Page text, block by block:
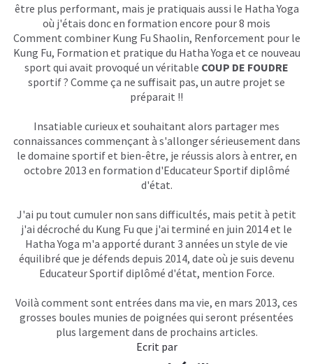
être plus performant, mais je pratiquais aussi le Hatha Yoga
où j'étais donc en formation encore pour 8 mois
Comment combiner Kung Fu Shaolin, Renforcement pour le
Kung Fu, Formation et pratique du Hatha Yoga et ce nouveau
sport qui avait provoqué un véritable COUP DE FOUDRE
sportif ? Comme ça ne suffisait pas, un autre projet se
préparait !!
Insatiable curieux et souhaitant alors partager mes
connaissances commençant à s'allonger sérieusement dans
le domaine sportif et bien-être, je réussis alors à entrer, en
octobre 2013 en formation d'Educateur Sportif diplômé
d'état.
J'ai pu tout cumuler non sans difficultés, mais petit à petit
j'ai décroché du Kung Fu que j'ai terminé en juin 2014 et le
Hatha Yoga m'a apporté durant 3 années un style de vie
équilibré que je défends depuis 2014, date où je suis devenu
Educateur Sportif diplômé d'état, mention Force.
Voilà comment sont entrées dans ma vie, en mars 2013, ces
grosses boules munies de poignées qui seront présentées
plus largement dans de prochains articles.
Ecrit par